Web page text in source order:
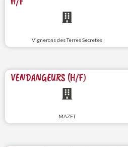
Vignerons des Terres Secretes
VENDANGEURS (H/F)
MAZET